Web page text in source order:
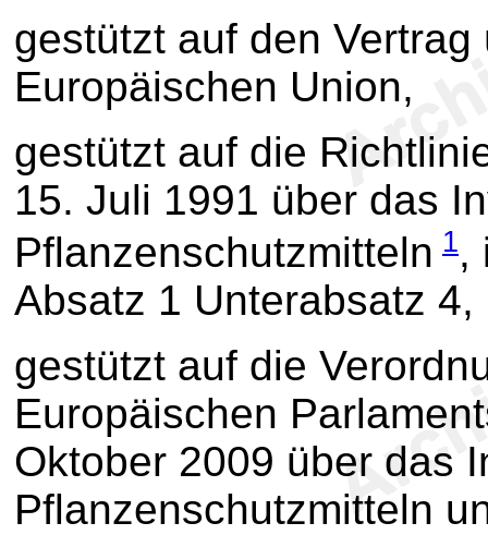
gestützt auf den
Europäischen Union,
gestützt auf die
15. Juli 1991 über das
Pflanzenschutzmitteln 1,
Absatz 1 Unterabsatz 4,
gestützt auf die
Europäischen
Oktober 2009 über das
Pflanzenschutzmitteln